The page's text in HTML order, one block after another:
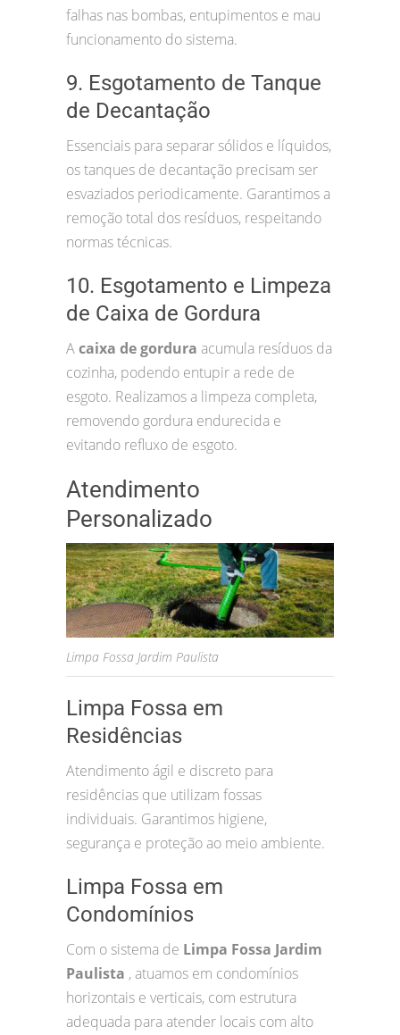
falhas nas bombas, entupimentos e mau
funcionamento do sistema.
9. Esgotamento de Tanque
de Decantação
Essenciais para separar sólidos e líquidos,
os tanques de decantação precisam ser
esvaziados periodicamente. Garantimos a
remoção total dos resíduos, respeitando
normas técnicas.
10. Esgotamento e Limpeza
de Caixa de Gordura
Acaixa de gordura acumula resíduos da
cozinha, podendo entupir a rede de
esgoto. Realizamos a limpeza completa,
removendo gordura endurecida e
evitando refluxo de esgoto.
Atendimento
Personalizado
Limpa Fossa Jardim Paulista
Limpa Fossa em
Residências
Atendimento ágil e discreto para
residências que utilizam fossas
individuais. Garantimos higiene,
segurança e proteção ao meio ambiente.
Limpa Fossa em
Condomínios
Com o sistema de Limpa Fossa Jardim
Paulista , atuamos em condomínios
horizontais e verticais, com estrutura
adequada para atender locais com alto